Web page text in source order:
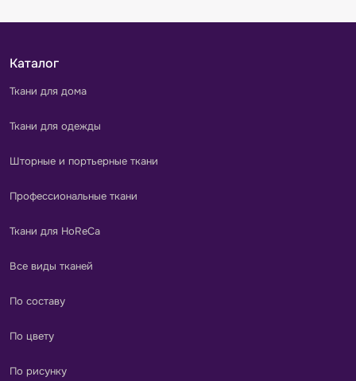
Каталог
Ткани для дома
Ткани для одежды
Шторные и портьерные ткани
Профессиональные ткани
Ткани для HoReCa
Все виды тканей
По составу
По цвету
По рисунку